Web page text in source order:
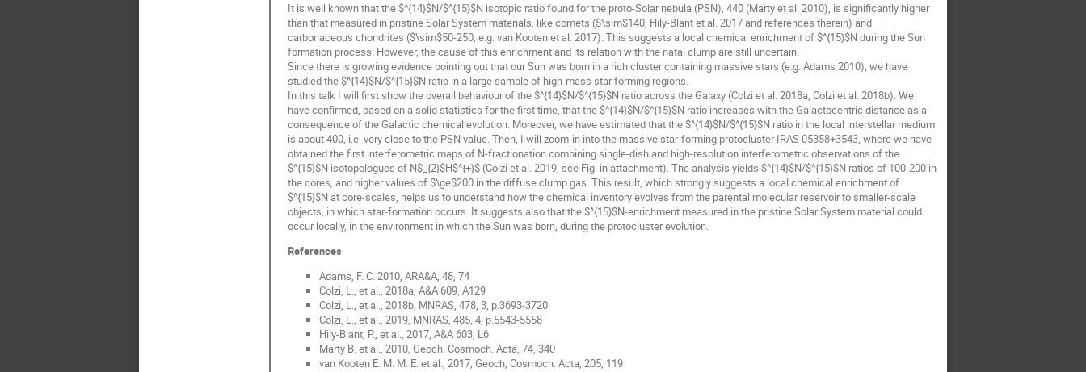
It is well known that the $^{14}$N/$^{15}$N isotopic ratio found for the proto-Solar nebula (PSN), 440 (Marty et al. 2010), is significantly higher
than that measured in pristine Solar System materials, like comets ($\sim$140, Hily-Blant et al. 2017 and references therein) and
carbonaceous chondrites ($\sim$50-250, e.g. van Kooten et al. 2017). This suggests a local chemical enrichment of $^{15}$N during the Sun
formation process. However, the cause of this enrichment and its relation with the natal clump are still uncertain.
Since there is growing evidence pointing out that our Sun was born in a rich cluster containing massive stars (e.g. Adams 2010), we have
studied the $^{14}$N/$^{15}$N ratio in a large sample of high-mass star forming regions.
In this talk I will first show the overall behaviour of the $^{14}$N/$^{15}$N ratio across the Galaxy (Colzi et al. 2018a, Colzi et al. 2018b). We
have confirmed, based on a solid statistics for the first time, that the $^{14}$N/$^{15}$N ratio increases with the Galactocentric distance as a
consequence of the Galactic chemical evolution. Moreover, we have estimated that the $^{14}$N/$^{15}$N ratio in the local interstellar medium
is about 400, i.e. very close to the PSN value. Then, I will zoom-in into the massive star-forming protocluster IRAS 05358+3543, where we have
obtained the first interferometric maps of N-fractionation combining single-dish and high-resolution interferometric observations of the
$^{15}$N isotopologues of N$_{2}$H$^{+}$ (Colzi et al. 2019, see Fig. in attachment). The analysis yields $^{14}$N/$^{15}$N ratios of 100-200 in
the cores, and higher values of $\ge$200 in the diffuse clump gas. This result, which strongly suggests a local chemical enrichment of
$^{15}$N at core-scales, helps us to understand how the chemical inventory evolves from the parental molecular reservoir to smaller-scale
objects, in which star-formation occurs. It suggests also that the $^{15}$N-enrichment measured in the pristine Solar System material could
occur locally, in the environment in which the Sun was born, during the protocluster evolution.
References
Adams, F. C. 2010, ARA&A, 48, 74
Colzi, L., et al., 2018a, A&A 609, A129
Colzi, L., et al., 2018b, MNRAS, 478, 3, p.3693-3720
Colzi, L., et al., 2019, MNRAS, 485, 4, p.5543-5558
Hily-Blant, P., et al., 2017, A&A 603, L6
Marty B. et al., 2010, Geoch. Cosmoch. Acta, 74, 340
van Kooten E. M. M. E. et al., 2017, Geoch, Cosmoch. Acta, 205, 119